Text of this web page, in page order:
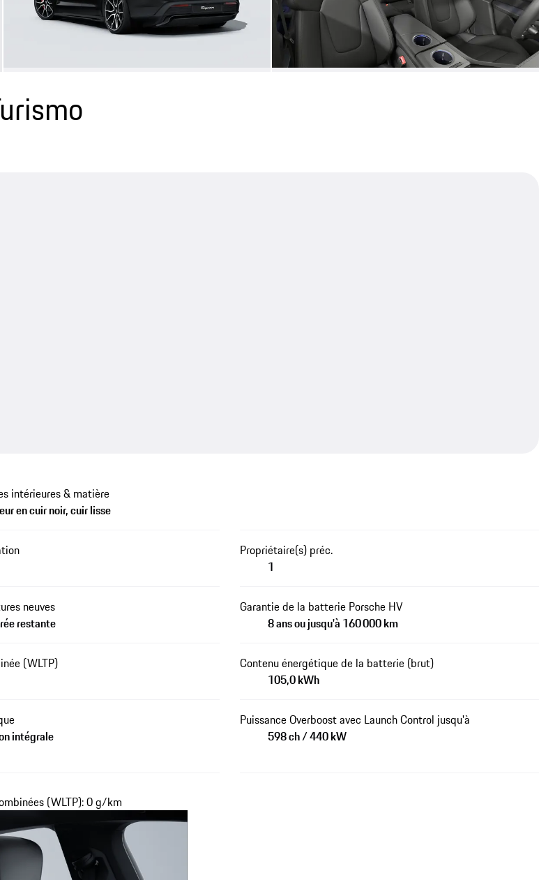
intérieures & matière
en cuir noir, cuir lisse
Propriétaire(s) préc.
1
neuves
restante
Garantie de la batterie Porsche HV
8 ans ou jusqu'à 160 000 km
(WLTP)
Contenu énergétique de la batterie (brut)
105,0 kWh
intégrale
Puissance Overboost avec Launch Control jusqu'à
598 ch / 440 kW
(WLTP): 0 g/km